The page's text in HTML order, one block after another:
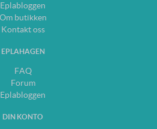
Eplabloggen
Om butikken
Kontakt oss
EPLAHAGEN
FAQ
Forum
Eplabloggen
DIN KONTO